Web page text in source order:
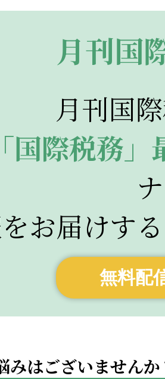
月刊国
月刊国
国際税務」
お届けする
無料配
みはございません